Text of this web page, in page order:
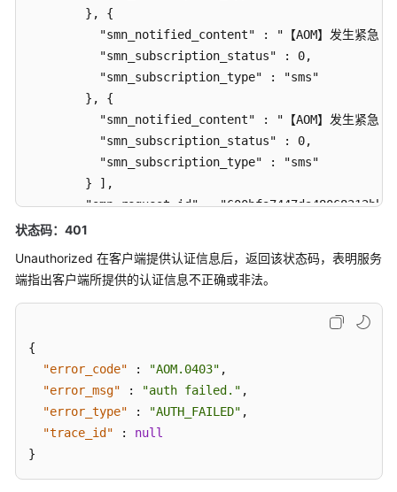
取
告
警
行
规
则
列
表
查
件
类
告
则
一
        }, {
"smn_notified_content" : "【AOM】发生紧急_
          "smn_subscription_status" : 0,
          "smn_subscription_type" : "sms"
        }, {
"smn_notified_content" : "【AOM】发生紧急_
          "smn_subscription_status" : 0,
          "smn_subscription_type" : "sms"
        } ],
"smn_request_id" :
"smn_response_body" :
        "smn_topic" : "lhy_test01"
      }
}
状态码：401
Unauthorized 在客户端提供认证信息后，返回该状态码，表明服务
端指出客户端所提供的认证信息不正确或非法。
{
"error_code"
: "AOM.0403" ,
"error_msg"
: "auth failed." ,
"error_type"
: "AUTH_FAILED" ,
"trace_id"
:
null
}